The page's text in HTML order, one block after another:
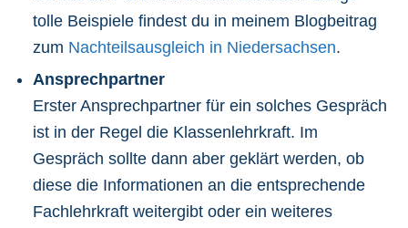
tolle Beispiele findest du in meinem Blogbeitrag
zum Nachteilsausgleich in Niedersachsen.
Ansprechpartner
Erster Ansprechpartner für ein solches Gespräch
ist in der Regel die Klassenlehrkraft. Im
Gespräch sollte dann aber geklärt werden, ob
diese die Informationen an die entsprechende
Fachlehrkraft weitergibt oder ein weiteres